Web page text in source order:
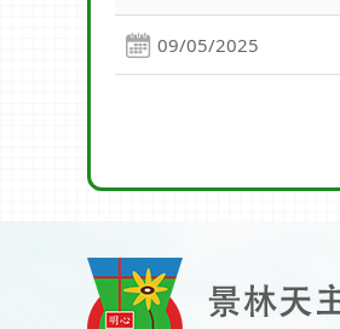
09/05/2025